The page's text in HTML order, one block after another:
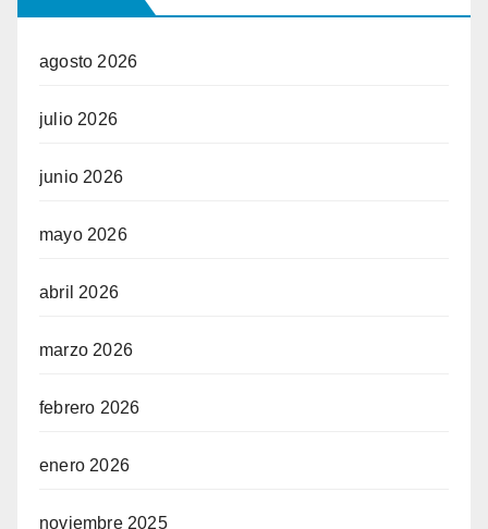
agosto 2026
julio 2026
junio 2026
mayo 2026
abril 2026
marzo 2026
febrero 2026
enero 2026
noviembre 2025